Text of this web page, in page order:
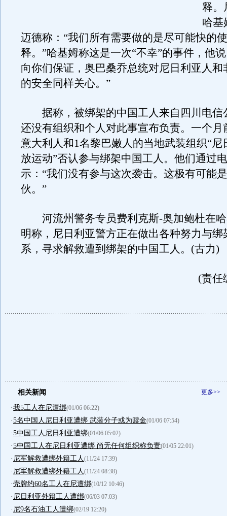
释。
哈基
迈德称：“我们所有需要做的是尽可能快的
释。”哈基姆称这是一次“不幸”的事件，他
向你们保证，奥巴桑乔总统对尼日利亚人和
的安全同样关心。”
据称，被绑架的中国工人来自四川电信
还没有组织和个人对此事宣布负责。一个月
意大利人和1名黎巴嫩人的当地武装组织“尼
放运动”否认参与绑架中国工人。他们通过
示：“我们没有参与这次袭击。这极有可能
伙。”
河流州警务专员费利克斯-奥加鲍杜在哈
明称，尼日利亚警方正在做出各种努力与绑
系，寻求解救遭到绑架的中国工人。(古力)
(责任
更多>>
相关新闻
·我5工人在尼遭绑(01/06 06:22)
·5名中国人尼日利亚遭绑 武装分子或为赎金(01/06 07:54)
·5中国工人尼日利亚遭绑(01/06 05:02)
·5中国工人在尼日利亚遭绑 尚无任何组织称负责(01/05 22:01)
· 尼军解救遭绑外籍工人 (11/24 17:39)
· 尼军解救遭绑外籍工人 (11/24 08:38)
·壳牌约60名工人在尼遭绑(10/12 10:46)
· 尼日利亚外籍工人遭绑(06/03 07:03)
· 尼9名石油工人遭绑(02/19 12:20)